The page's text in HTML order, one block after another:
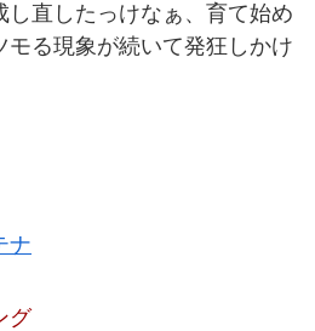
し直したっけなぁ、育て始め
モる現象が続いて発狂しかけ
ナ
グ